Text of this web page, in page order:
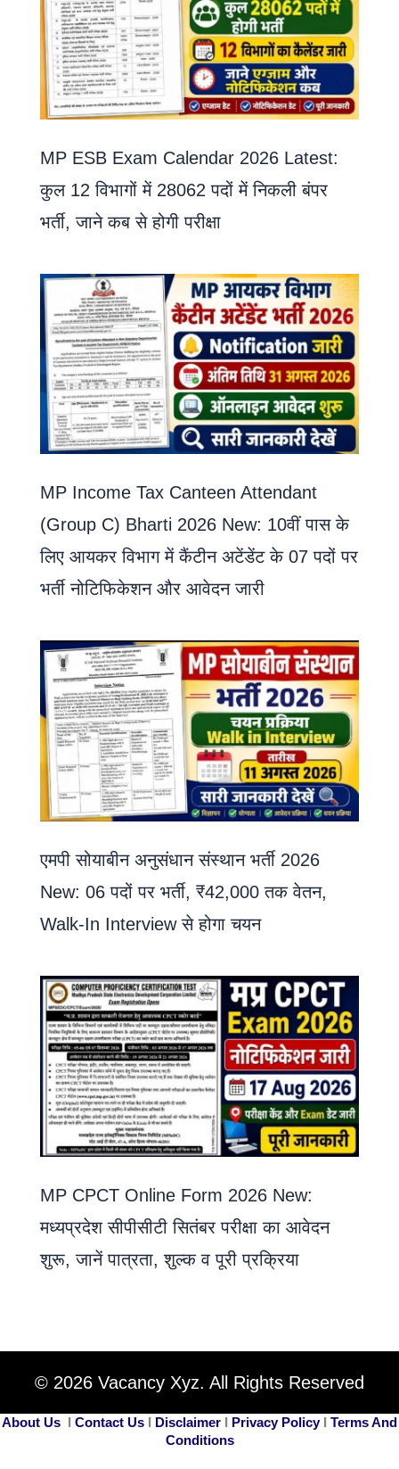
MP ESB Exam Calendar 2026 Latest:
कुल 12 विभागों में 28062 पदों में निकली बंपर
भर्ती, जाने कब से होगी परीक्षा
MP Income Tax Canteen Attendant
(Group C) Bharti 2026 New: 10वीं पास के
लिए आयकर विभाग में कैंटीन अटेंडेंट के 07 पदों पर
भर्ती नोटिफिकेशन और आवेदन जारी
एमपी सोयाबीन अनुसंधान संस्थान भर्ती 2026
New: 06 पदों पर भर्ती, ₹42,000 तक वेतन,
Walk-In Interview से होगा चयन
MP CPCT Online Form 2026 New:
मध्यप्रदेश सीपीसीटी सितंबर परीक्षा का आवेदन
शुरू, जानें पात्रता, शुल्क व पूरी प्रक्रिया
© 2026 Vacancy Xyz. All Rights Reserved
About Us I Contact Us I Disclaimer I Privacy PolicyI Terms And
Conditions